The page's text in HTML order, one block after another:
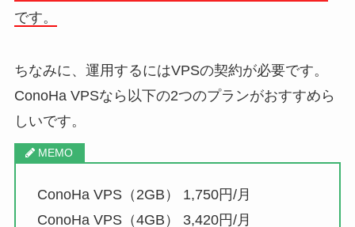
です。
ちなみに、運用するにはVPSの契約が必要です。
ConoHa VPSなら以下の2つのプランがおすすめら
しいです。
ConoHa VPS（2GB） 1,750円/月
ConoHa VPS（4GB） 3,420円/月